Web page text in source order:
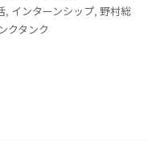
, インターンシップ, 野村総
クタンク